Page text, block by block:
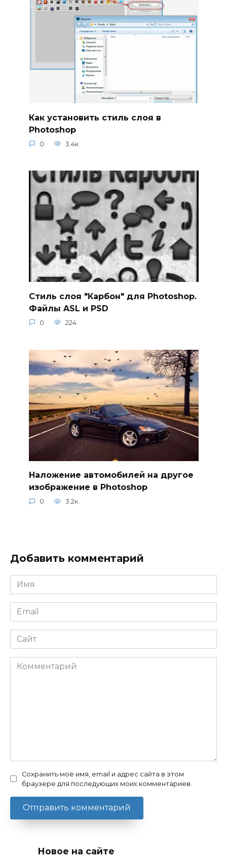
Как установить стиль слоя в
Photoshop
0 3.4к.
Стиль слоя "Карбон" для Photoshop.
Файлы ASL и PSD
0 224
Наложение автомобилей на другое
изображение в Photoshop
0 3.2к.
Добавить комментарий
Имя
*
Email
*
Сайт
Комментарий
Сохранить моё имя, email и адрес сайта в этом
браузере для последующих моих комментариев.
Новое на сайте